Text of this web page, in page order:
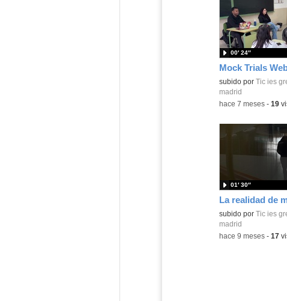
Mock Trials
Contenido
subido por
Tic ies
madrid
00′ 24″
-hace 7 meses- 19
La realidad de
Contenido
subido por
Tic ies
madrid
01′ 30″
-hace 9 meses- 17